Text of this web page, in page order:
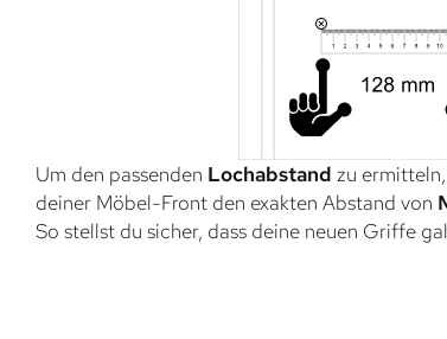
Um den passenden Lochabstand zu
deiner Möbel-Front den exakten Abstand von
So stellst du sicher, dass deine neuen Griffe